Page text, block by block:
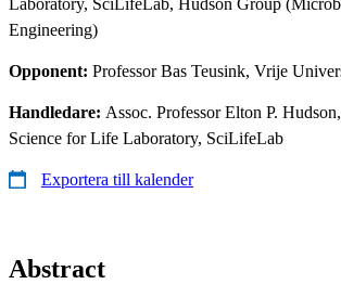
Engineering)
Opponent: Professor Bas Teusink, Vrije
Handledare: Assoc. Professor Elton P.
Science for Life Laboratory, SciLifeLab
Exportera till kalender
Abstract